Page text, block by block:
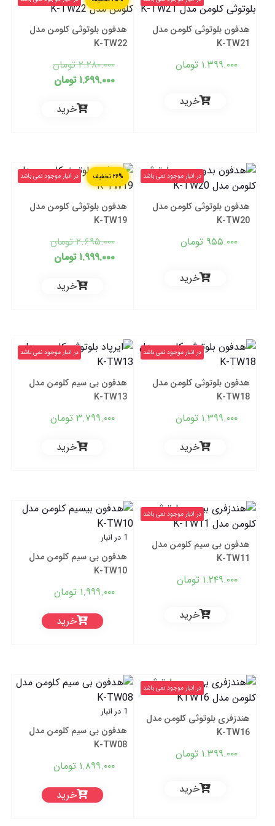
هدفون بلوتوثی کلومن مدل
K-TW21
۱.۳۹۹.۰۰۰ تومان
خرید
هدفون بلوتوثی کلومن مدل
K-TW22
۲.۲۸۰.۰۰۰ تومانقیمت
۱.۶۹۹.۰۰۰ تومان
خرید
در انبار موجود نمی باشد
هدفون بلوتوثی کلومن مدل
K-TW20
۹۵۵.۰۰۰ تومان
خرید
۲۶% تخفیف در انبار موجود نمی باشد
هدفون بلوتوثی کلومن مدل
K-TW19
۲.۶۹۵.۰۰۰ تومانقیمت
۱.۹۹۹.۰۰۰ تومان
خرید
در انبار موجود نمی باشد
هدفون بلوتوثی کلومن مدل
K-TW18
۱.۳۹۹.۰۰۰ تومان
خرید
در انبار موجود نمی باشد
هدفون بی سیم کلومن مدل
K-TW13
۳.۷۹۹.۰۰۰ تومان
خرید
در انبار موجود نمی باشد
هدفون بی سیم کلومن مدل
K-TW11
۱.۲۴۹.۰۰۰ تومان
خرید
1 در انبار
هدفون بی سیم کلومن مدل
K-TW10
۱.۹۹۹.۰۰۰ تومان
خرید
در انبار موجود نمی باشد
هندزفری بلوتوثی کلومن مدل
K-TW16
۱.۳۹۹.۰۰۰ تومان
خرید
1 در انبار
هدفون بی سیم کلومن مدل
K-TW08
۱.۸۹۹.۰۰۰ تومان
خرید